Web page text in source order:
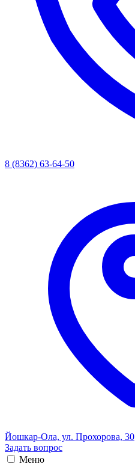
8 (8362) 63-64-50
Йошкар-Ола, ул. Прохорова, 30
Задать вопрос
Меню